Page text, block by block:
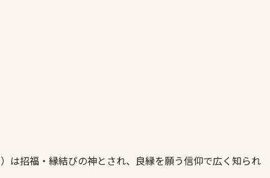
は招福・縁結びの神とされ、良縁を願う信仰で広く知られ